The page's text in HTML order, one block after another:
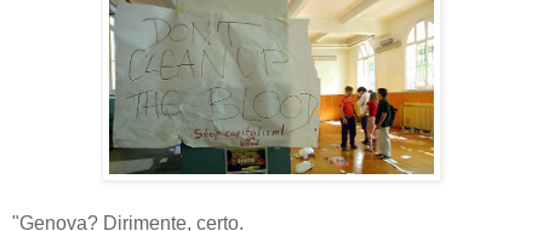
"Genova? Dirimente, certo.